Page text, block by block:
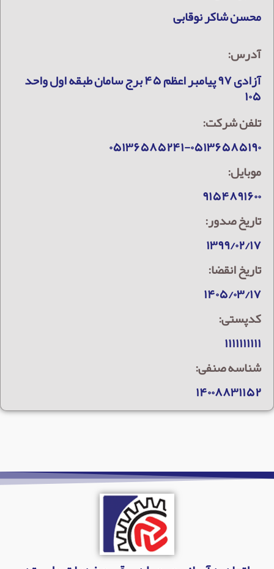
محسن شاکر نوقابی
آدرس:
آزادی ۹۷ پیامبر اعظم ۴۵ برج سامان طبقه اول واحد
۱۰۵
تلفن شرکت:
۰۵۱۳۶۵۸۵۲۴۱-۰۵۱۳۶۵۸۵۱۹۰
موبایل:
۹۱۵۴۸۹۱۶۰۰
تاریخ صدور:
۱۳۹۹/۰۲/۱۷
تاریخ انقضا:
۱۴۰۵/۰۳/۱۷
کدپستی:
۱۱۱۱۱۱۱۱۱۱
شناسه صنفی:
۱۴۰۰۸۸۳۱۱۵۲